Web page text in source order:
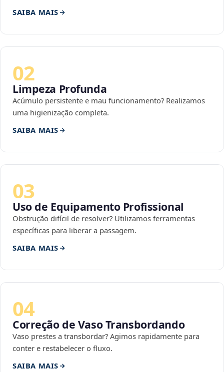
SAIBA MAIS
02
Limpeza Profunda
Acúmulo persistente e mau funcionamento? Realizamos
uma higienização completa.
SAIBA MAIS
03
Uso de Equipamento Profissional
Obstrução difícil de resolver? Utilizamos ferramentas
específicas para liberar a passagem.
SAIBA MAIS
04
Correção de Vaso Transbordando
Vaso prestes a transbordar? Agimos rapidamente para
conter e restabelecer o fluxo.
SAIBA MAIS